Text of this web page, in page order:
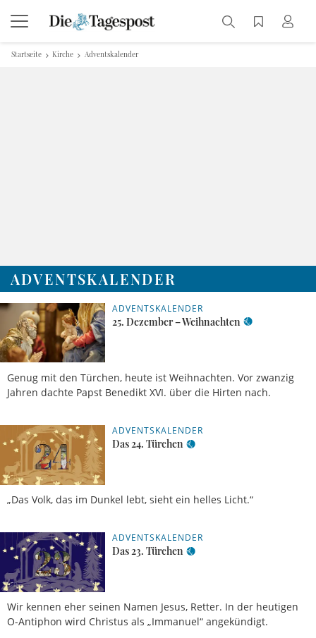
Startseite Kirche Adventskalender
ADVENTSKALENDER
ADVENTSKALENDER
25. Dezember – Weihnachten
Genug mit den Türchen, heute ist Weihnachten. Vor zwanzig
Jahren dachte Papst Benedikt XVI. über die Hirten nach.
ADVENTSKALENDER
Das 24. Türchen
„Das Volk, das im Dunkel lebt, sieht ein helles Licht.“
ADVENTSKALENDER
Das 23. Türchen
Wir kennen eher seinen Namen Jesus, Retter. In der heutigen
O-Antiphon wird Christus als „Immanuel“ angekündigt.